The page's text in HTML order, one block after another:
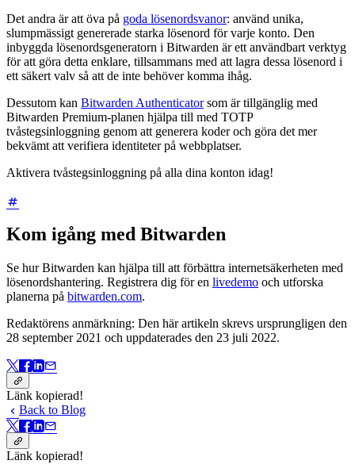
Det andra är att öva på goda lösenordsvanor: använd unika,
slumpmässigt genererade starka lösenord för varje konto. Den
inbyggda lösenordsgeneratorn i Bitwarden är ett användbart verktyg
för att göra detta enklare, tillsammans med att lagra dessa lösenord i
ett säkert valv så att de inte behöver komma ihåg.
Dessutom kan Bitwarden Authenticatorsom är tillgänglig med
Bitwarden Premium-planen hjälpa till med TOTP
tvåstegsinloggning genom att generera koder och göra det mer
bekvämt att verifiera identiteter på webbplatser.
Aktivera tvåstegsinloggning på alla dina konton idag!
Kom igång med Bitwarden
Se hur Bitwarden kan hjälpa till att förbättra internetsäkerheten med
lösenordshantering. Registrera dig för en livedemo och utforska
planerna på bitwarden.com.
Redaktörens anmärkning: Den här artikeln skrevs ursprungligen den
28 september 2021 och uppdaterades den 23 juli 2022.
Länk kopierad!
Back to Blog
Länk kopierad!